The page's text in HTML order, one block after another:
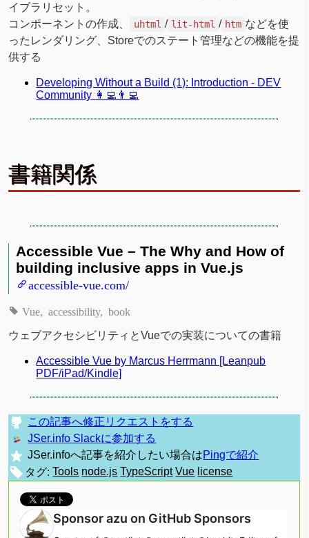
イブラリセット。
コンポーネントの作成、
uhtml / lit-html / htm などを使
ったレンダリング、Storeでのステート管理などの機能を提
供する
Developing Without a Build (1): Introduction - DEV
Community 👩‍💻👨‍💻
書籍関係
Accessible Vue – The Why and How of
building inclusive apps in Vue.js
accessible-vue.com/
Vue accessibility book
ウェブアクセシビリティとVueでの実装についての書籍
Accessible Vue by Marcus Herrmann [Leanpub
PDF/iPad/Kindle]
この記事へ修正リクエストをする
JSer.info Slackに参加する
JSer.infoへ記事を紹介したい場合はPingで紹介
タグ: Tools node.js TypeScript Vue license